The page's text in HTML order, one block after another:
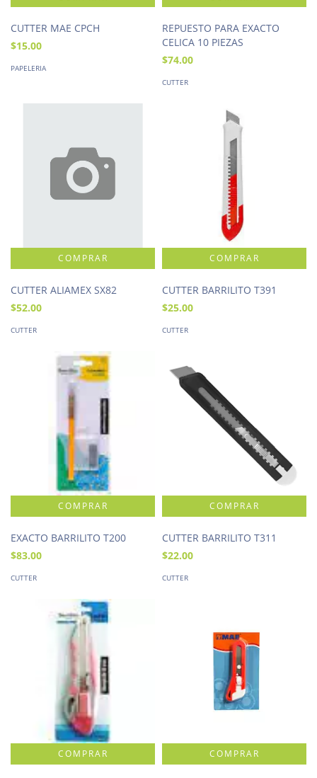
CUTTER MAE CPCH
$15.00
PAPELERIA
REPUESTO PARA EXACTO
CELICA 10 PIEZAS
$74.00
CUTTER
CUTTER ALIAMEX SX82
$52.00
CUTTER
CUTTER BARRILITO T391
$25.00
CUTTER
EXACTO BARRILITO T200
$83.00
CUTTER
CUTTER BARRILITO T311
$22.00
CUTTER